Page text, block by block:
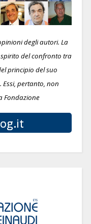
degli autori. La
del confronto tra
principio del suo
Essi, pertanto, non
Fondazione